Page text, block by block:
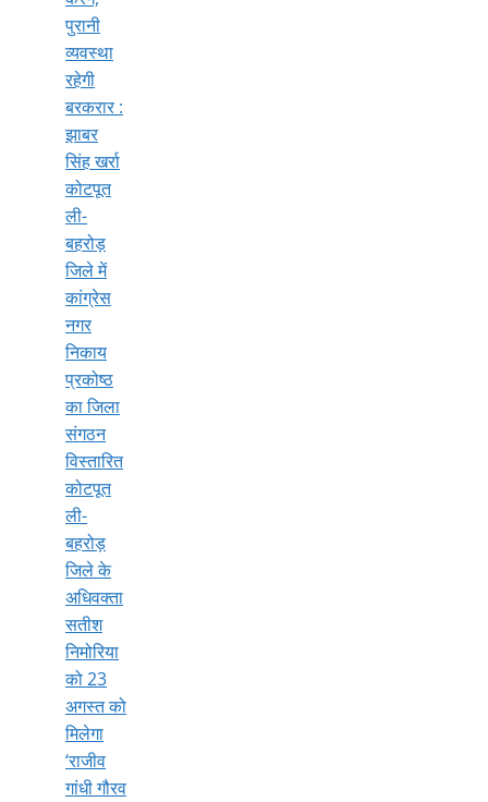
पुरानी
व्यवस्था
रहेगी
बरकरार :
झाबर
सिंह खर्रा
कोटपूत
ली-
बहरोड़
जिले में
कांग्रेस
नगर
निकाय
प्रकोष्ठ
का जिला
संगठन
विस्तारित
कोटपूत
ली-
बहरोड़
जिले के
अधिवक्ता
सतीश
निमोरिया
को 23
अगस्त को
मिलेगा
‘राजीव
गांधी गौरव